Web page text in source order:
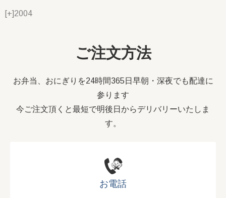
[+]2004
ご注文方法
お弁当、おにぎりを24時間365日早朝・深夜でも配達に
参ります
今ご注文頂くと最短で明後日からデリバリーいたしま
す。
お電話